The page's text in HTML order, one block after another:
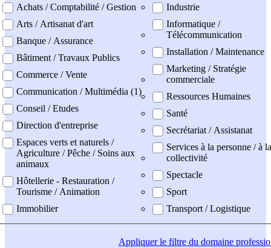
professionel
Achats / Comptabilité / Gestion
Arts / Artisanat d'art
Banque / Assurance
Bâtiment / Travaux Publics
Commerce / Vente
Communication / Multimédia (1)
Conseil / Etudes
Direction d'entreprise
Espaces verts et naturels /
Agriculture / Pêche / Soins aux
animaux
Hôtellerie - Restauration /
Tourisme / Animation
Immobilier
Industrie
Informatique /
Télécommunication
Installation / Maintenance
Marketing / Stratégie
commerciale
Ressources Humaines
Santé
Secrétariat / Assistanat
Services à la personne / à la
collectivité
Spectacle
Sport
Transport / Logistique
Appliquerle filtre du domaine